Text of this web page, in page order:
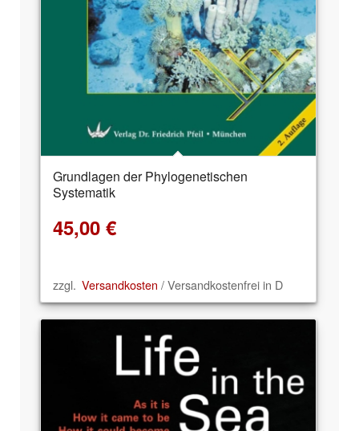
Grundlagen der Phylogenetischen
Systematik
45,00 €
zzgl. Versandkosten / Versandkostenfrei in D